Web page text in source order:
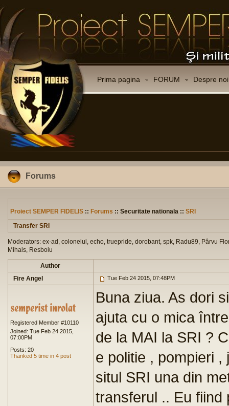
Prima pagina FORUM Despre noi
Forums
Proiect SEMPER FIDELIS :: Forums :: Securitate nationala :: SRI
Transfer SRI
Moderators: ex-ad, colonelul, echo, truepride, dorobant, spk, Radu89, Pârvu
Mihais, Resboiu
Author
Fire Angel
Tue Feb 24 2015, 07:48PM
Registered Member #10110
Joined: Tue Feb 24 2015,
07:00PM
Posts: 20
Thanked 5 time in 4 post
Buna ziua. As dori
ajuta cu o mica
de la MAI la SRI ?
e politie , pompieri
situl SRI una din
transferul .. Eu fiind